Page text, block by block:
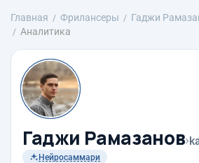
Главная Фрилансеры Гаджи
Аналитика
Гаджи Рамазанов›
Нейросаммари